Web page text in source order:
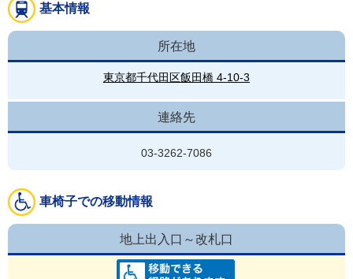
基本情報
所在地
東京都千代田区飯田橋 4-10-3
連絡先
03-3262-7086
車椅子での移動情報
地上出入口～改札口